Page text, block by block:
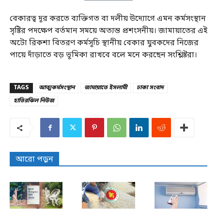
বেকারত্ব দূর করতে ব্যক্তিগত বা দলীয় উদ্যোগে এমন কর্মসংস্থান
সৃষ্টির পদক্ষেপ বর্তমান সময়ে অত্যন্ত প্রশংসনীয়। জামায়াতের এই
অটো রিকশা বিতরণ কর্মসূচি স্থানীয় বেকার যুবকদের নিজের
পায়ে দাঁড়াতে বড় ভূমিকা রাখবে বলে মনে করছেন সংশ্লিষ্টরা।
TAGS আত্মকর্মসংস্থান জামায়াতে ইসলামী
ঢাকা সংবাদ
হাতিরঝিল নিউজ
আরো পড়ুন